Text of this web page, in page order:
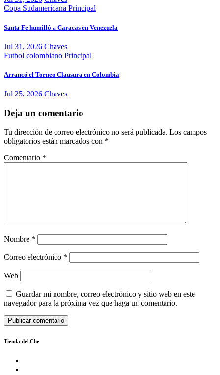
Copa Sudamericana Principal
Santa Fe humilló a Caracas en Venezuela
Jul 31, 2026 Chaves
Futbol colombiano Principal
Arrancó el Torneo Clausura en Colombia
Jul 25, 2026 Chaves
Deja un comentario
Tu dirección de correo electrónico no será publicada. Los campos
obligatorios están marcados con *
Comentario *
Nombre *
Correo electrónico *
Web
Guardar mi nombre, correo electrónico y sitio web en este
navegador para la próxima vez que haga un comentario.
Tienda del Che